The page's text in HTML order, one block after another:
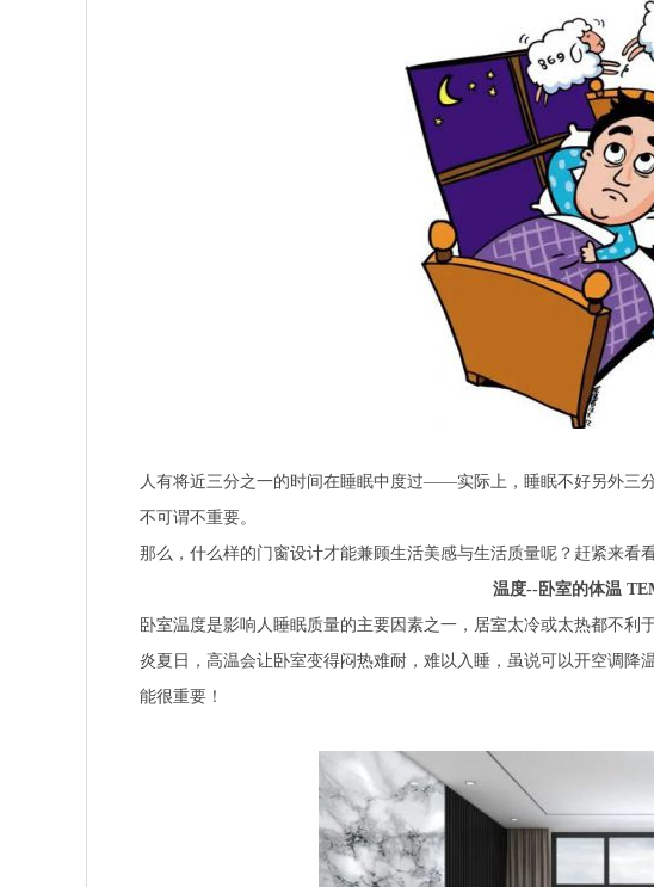
人有将近三分之一的时间在睡眠中度过——实际上，睡眠不好另外三
不可谓不重要。
那么，什么样的门窗设计才能兼顾生活美感与生活质量呢？赶紧来看
温度--卧室的体温
卧室温度是影响人睡眠质量的主要因素之一，居室太冷或太热都不
炎夏日，高温会让卧室变得闷热难耐，难以入睡，虽说可以开空调降
能很重要！